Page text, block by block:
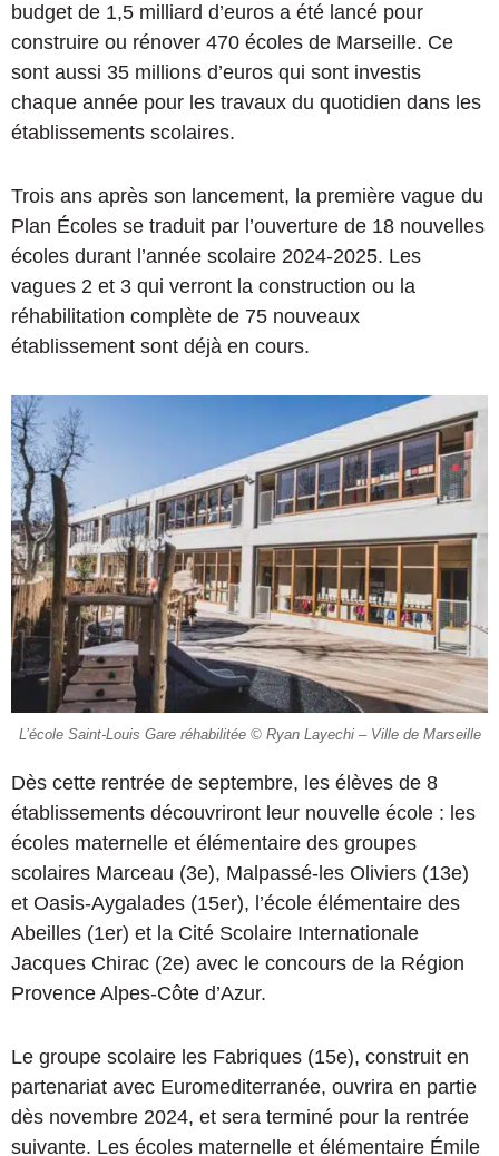
budget de 1,5 milliard d’euros a été lancé pour
construire ou rénover 470 écoles de Marseille. Ce
sont aussi 35 millions d’euros qui sont investis
chaque année pour les travaux du quotidien dans les
établissements scolaires.
Trois ans après son lancement, la première vague du
Plan Écoles se traduit par l’ouverture de 18 nouvelles
écoles durant l’année scolaire 2024-2025. Les
vagues 2 et 3 qui verront la construction ou la
réhabilitation complète de 75 nouveaux
établissement sont déjà en cours.
L’école Saint-Louis Gare réhabilitée © Ryan Layechi – Ville de Marseille
Dès cette rentrée de septembre, les élèves de 8
établissements découvriront leur nouvelle école : les
écoles maternelle et élémentaire des groupes
scolaires Marceau (3e), Malpassé-les Oliviers (13e)
et Oasis-Aygalades (15er), l’école élémentaire des
Abeilles (1er) et la Cité Scolaire Internationale
Jacques Chirac (2e) avec le concours de la Région
Provence Alpes-Côte d’Azur.
Le groupe scolaire les Fabriques (15e), construit en
partenariat avec Euromediterranée, ouvrira en partie
dès novembre 2024, et sera terminé pour la rentrée
suivante. Les écoles maternelle et élémentaire Émile